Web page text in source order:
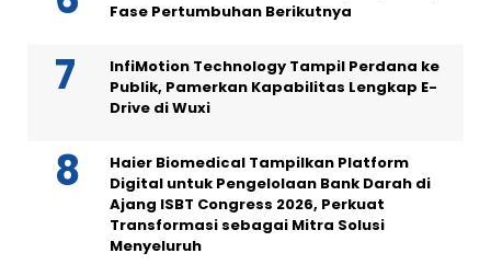
Fase Pertumbuhan Berikutnya
InfiMotion Technology Tampil Perdana ke
Publik, Pamerkan Kapabilitas Lengkap E-
Drive di Wuxi
Haier Biomedical Tampilkan Platform
Digital untuk Pengelolaan Bank Darah di
Ajang ISBT Congress 2026, Perkuat
Transformasi sebagai Mitra Solusi
Menyeluruh